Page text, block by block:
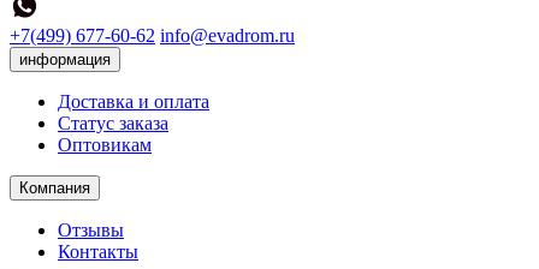
+7(499) 677-60-62 info@evadrom.ru
информация
Доставка и оплата
Статус заказа
Оптовикам
Компания
Отзывы
Контакты